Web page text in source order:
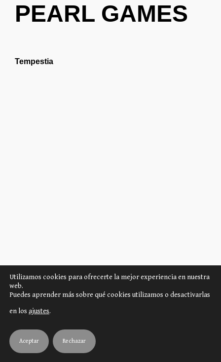
PEARL GAMES
Tempestia
https://www.wericmartin.com/return-to-andor-in-late-
2026/
Un post en facebook muestra esta foto sobre el juego
de Sébastien Dujardin. No hay más información de
Utilizamos cookies para ofrecerte la mejor experiencia en nuestra
web.
Puedes aprender más sobre qué cookies utilizamos o desactivarlas
en los ajustes.
Aceptar Rechazar